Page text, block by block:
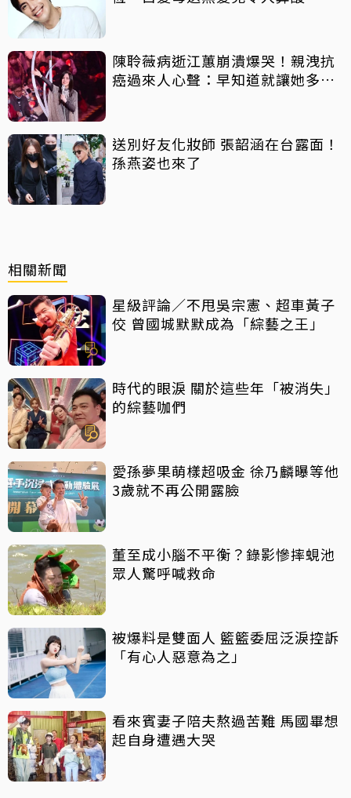
陳聆薇病逝江蕙崩潰爆哭！親洩抗
癌過來人心聲：早知道就讓她多化
送別好友化妝師 張韶涵在台露面！
孫燕姿也來了
相關新聞
星級評論／不甩吳宗憲、超車黃子
佼 曾國城默默成為「綜藝之王」
時代的眼淚 關於這些年「被消失」
的綜藝咖們
愛孫夢果萌樣超吸金 徐乃麟曝等他
3歲就不再公開露臉
董至成小腦不平衡？錄影慘摔蜆池
眾人驚呼喊救命
被爆料是雙面人 籃籃委屈泛淚控訴
「有心人惡意為之」
看來賓妻子陪夫熬過苦難 馬國畢想
起自身遭遇大哭